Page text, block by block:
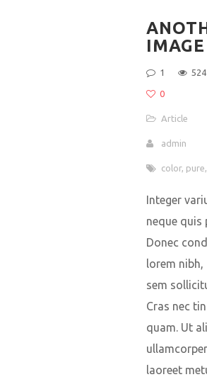
1
0
Article
admin
color, pure
Integer
neque quis
Donec
lorem
sem
Cras nec
quam. Ut
laoreet